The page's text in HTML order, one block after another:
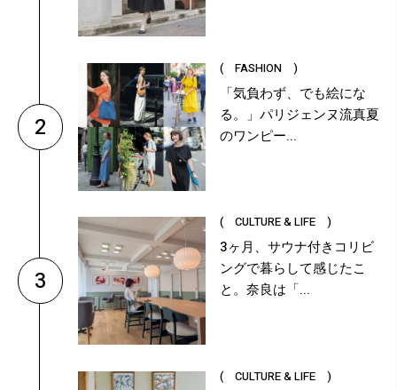
2
( FASHION )
「気負わず、でも絵にな
る。」パリジェンヌ流真夏
のワンピー...
3
( CULTURE & LIFE )
3ヶ月、サウナ付きコリビ
ングで暮らして感じたこ
と。奈良は「...
( CULTURE & LIFE )